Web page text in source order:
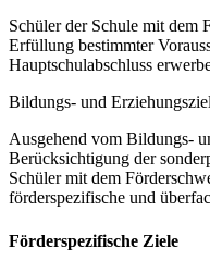
Schüler der Schule mit dem
Erfüllung bestimmter
Hauptschulabschluss
Bildungs- und
Ausgehend vom Bildungs-
Berücksichtigung der
Schüler mit dem
förderspezifische und
Förderspezifische Ziele